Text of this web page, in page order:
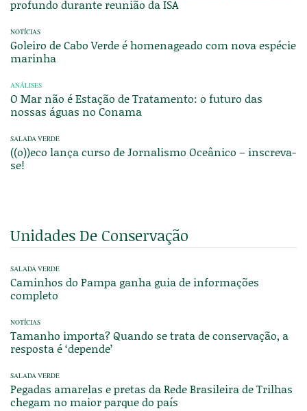
profundo durante reunião da ISA
NOTÍCIAS
Goleiro de Cabo Verde é homenageado com nova espécie
marinha
ANÁLISES
O Mar não é Estação de Tratamento: o futuro das
nossas águas no Conama
SALADA VERDE
((o))eco lança curso de Jornalismo Oceânico – inscreva-
se!
Unidades De Conservação
SALADA VERDE
Caminhos do Pampa ganha guia de informações
completo
NOTÍCIAS
Tamanho importa? Quando se trata de conservação, a
resposta é ‘depende’
SALADA VERDE
Pegadas amarelas e pretas da Rede Brasileira de Trilhas
chegam no maior parque do país